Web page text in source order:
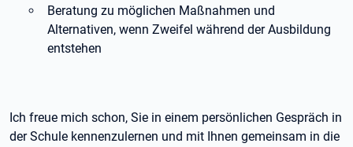
Beratung zu möglichen Maßnahmen und
Alternativen, wenn Zweifel während der Ausbildung
entstehen
Ich freue mich schon, Sie in einem persönlichen Gespräch in
der Schule kennenzulernen und mit Ihnen gemeinsam in die